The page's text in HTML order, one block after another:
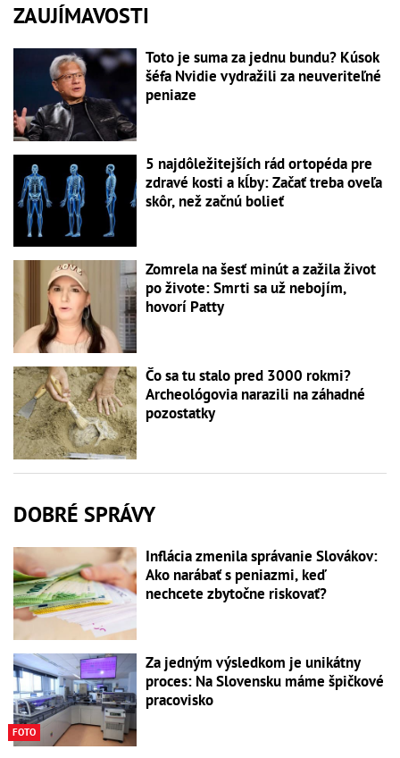
ZAUJÍMAVOSTI
Toto je suma za jednu bundu? Kúsok
šéfa Nvidie vydražili za neuveriteľné
peniaze
5 najdôležitejších rád ortopéda pre
zdravé kosti a kĺby: Začať treba oveľa
skôr, než začnú bolieť
Zomrela na šesť minút a zažila život
po živote: Smrti sa už nebojím,
hovorí Patty
Čo sa tu stalo pred 3000 rokmi?
Archeológovia narazili na záhadné
pozostatky
DOBRÉ SPRÁVY
Inflácia zmenila správanie Slovákov:
Ako narábať s peniazmi, keď
nechcete zbytočne riskovať?
FOTO
Za jedným výsledkom je unikátny
proces: Na Slovensku máme špičkové
pracovisko